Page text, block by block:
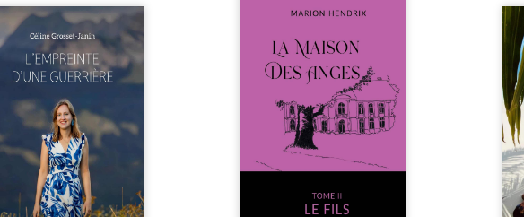
reste-t-il de l’enfance
la maladie impose ses
règles ? L’empreinte
guerrière livre, sans
le récit d’un quotidien
par la maladie
l’errance médicale
longues hospitalisations.
y raconte ce que les
médicaux taisent : la
l’isolement, l’épuisement
et le sentiment de ne pas ...
Nous sommes en 1979, soit 15
patriarche Anatole-Eustache.
La famille devra affronter non
seulement un inconnu qui rôde
autour du domaine et dont
Firmin, le fidèle majordome,
redoute les visites, le passé
encombrant d’Anatole-
Eustache, la malédiction
familiale, mais aussi la toute-
puissance de Gauthier. Mais
comment dompter cet enfant
avant qu’il ...
Au
eux,